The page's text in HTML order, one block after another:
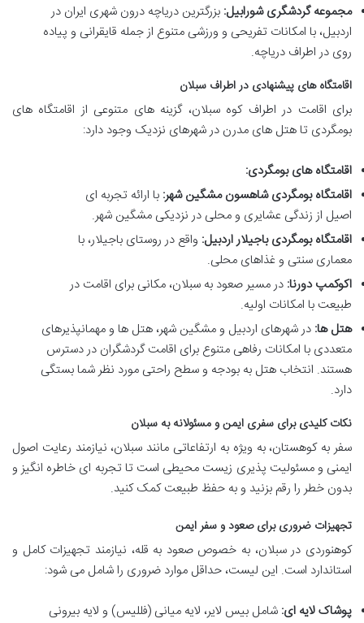
مجموعه گردشگری شورابیل: بزرگترین دریاچه درون شهری ایران در
اردبیل، با امکانات تفریحی و ورزشی متنوع از جمله قایقرانی و پیاده
روی در اطراف دریاچه.
اقامتگاه های پیشنهادی در اطراف سبلان
برای اقامت در اطراف کوه سبلان، گزینه های متنوعی از اقامتگاه های
بومگردی تا هتل های مدرن در شهرهای نزدیک وجود دارد:
اقامتگاه های بومگردی:
اقامتگاه بومگردی شاهسون مشگین شهر: با ارائه تجربه ای
اصیل از زندگی عشایری و محلی در نزدیکی مشگین شهر.
اقامتگاه بومگردی باجیلار اردبیل: واقع در روستای باجیلار، با
معماری سنتی و غذاهای محلی.
اکوکمپ دورنا: در مسیر صعود به سبلان، مکانی برای اقامت در
طبیعت با امکانات اولیه.
هتل ها: در شهرهای اردبیل و مشگین شهر، هتل ها و مهمانپذیرهای
متعددی با امکانات رفاهی متنوع برای اقامت گردشگران در دسترس
هستند. انتخاب هتل به بودجه و سطح راحتی مورد نظر شما بستگی
دارد.
نکات کلیدی برای سفری ایمن و مسئولانه به سبلان
سفر به کوهستان، به ویژه به ارتفاعاتی مانند سبلان، نیازمند رعایت اصول
ایمنی و مسئولیت پذیری زیست محیطی است تا تجربه ای خاطره انگیز و
بدون خطر را رقم بزنید و به حفظ طبیعت کمک کنید.
تجهیزات ضروری برای صعود و سفر ایمن
کوهنوردی در سبلان، به خصوص صعود به قله، نیازمند تجهیزات کامل و
استاندارد است. این لیست، حداقل موارد ضروری را شامل می شود:
پوشاک لایه ای: شامل بیس لایر، لایه میانی (فللیس) و لایه بیرونی